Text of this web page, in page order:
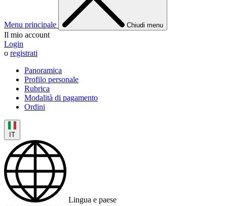
Menu principale Chiudi menu
Il mio account
Login
o registrati
Panoramica
Profilo personale
Rubrica
Modalità di pagamento
Ordini
IT
Lingua e paese